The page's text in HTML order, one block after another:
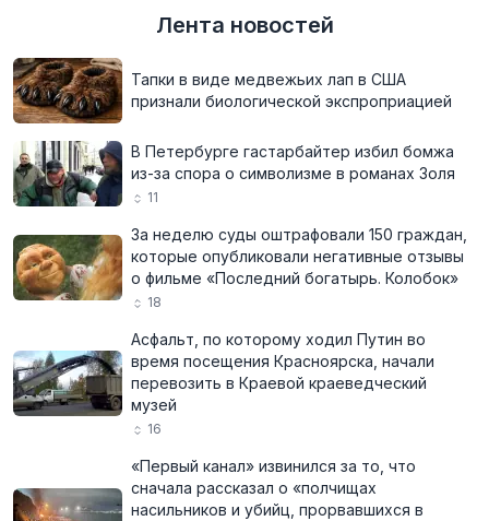
Лента новостей
Тапки в виде медвежьих лап в США
признали биологической экспроприацией
В Петербурге гастарбайтер избил бомжа
из-за спора о символизме в романах Золя
11
За неделю суды оштрафовали 150 граждан,
которые опубликовали негативные отзывы
о фильме «Последний богатырь. Колобок»
18
Асфальт, по которому ходил Путин во
время посещения Красноярска, начали
перевозить в Краевой краеведческий
музей
16
«Первый канал» извинился за то, что
сначала рассказал о «полчищах
насильников и убийц, прорвавшихся в